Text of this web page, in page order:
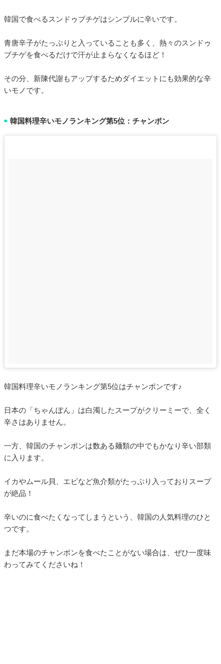
韓国で食べるスンドゥブチゲはシンプルに辛いです。
青唐辛子がたっぷりと入っていることも多く、熱々のスンドゥ
ブチゲを食べるだけで汗が止まらなくなるほど！
その分、新陳代謝もアップするためダイエットにも効果的な辛
いモノです。
■ 韓国料理辛いモノランキング第5位：チャンポン
韓国料理辛いモノランキング第5位はチャンポンです♪
日本の「ちゃんぽん」は白濁したスープがクリーミーで、全く
辛さはありません。
一方、韓国のチャンポンは数ある麺類の中でもかなり辛い部類
に入ります。
イカやムール貝、エビなど魚介類がたっぷり入っておりスープ
が絶品！
辛いのに食べたくなってしまうという、韓国の人気料理のひと
つです。
まだ本場のチャンポンを食べたことがない場合は、ぜひ一度味
わってみてくださいね！